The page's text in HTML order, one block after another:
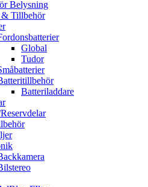
Belysning
& Tillbehör
Global
Tudor
Batteriladdare